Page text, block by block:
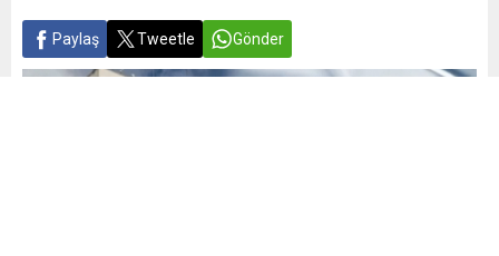
Paylaş Tweetle Gönder